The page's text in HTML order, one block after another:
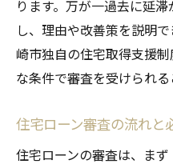
ります。万が一過去に延
し、理由や改善策を説明
崎市独自の住宅取得支援
な条件で審査を受けられる
住宅ローン審査の流れと
住宅ローンの審査は、ま